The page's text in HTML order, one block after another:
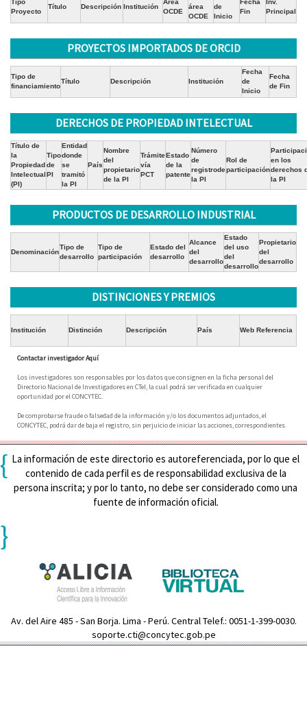
Tipo
Proyecto
Título Descripción Institución
Área
OCDE
área
OCDE
de
Inicio
Fecha
Fin
Inv.
Principal
PROYECTOS IMPORTADOS DE ORCID
Tipo de
financiamiento
Título Descripción Institución
Fecha
de
Inicio
Fecha
de Fin
DERECHOS DE PROPIEDAD INTELECTUAL
Título de
la
Propiedad
Intelectual
(PI)
Tipo
de
PI
Entidad
donde
se
tramitó
la PI
País
Nombre
del
propietario
de la PI
Trámite
vía
PCT
Estado
de la
patente
Número
de
registrode
la PI
Rol de
participación
en los
derechos
la PI
PRODUCTOS DE DESARROLLO INDUSTRIAL
Denominación
Tipo de
desarrollo
Tipo de
participación
Estado del
desarrollo
Alcance
del
desarrollo
Estado
del uso
del
desarrollo
Propietario
del
desarrollo
DISTINCIONES Y PREMIOS
Institución Distinción Descripción País Web Referencia
Contactar investigador Aquí
Los investigadores son responsables por los datos que consignen en la ficha personal del
Directorio Nacional de Investigadores en CTeI, la cual podrá ser verificada en cualquier
oportunidad por el CONCYTEC.
De comprobarse fraude o falsedad de la información y/o los documentos adjuntados, el
CONCYTEC, podrá dar de baja el registro, sin perjuicio de iniciar las acciones, correspondientes.
{ La información de este directorio es autoreferenciada, por lo que el
contenido de cada perfil es de responsabilidad exclusiva de la
persona inscrita; y por lo tanto, no debe ser considerado como una
fuente de información oficial.
}
Av. del Aire 485 - San Borja. Lima - Perú. Central Telef.: 0051-1-399-0030.
soporte.cti@concytec.gob.pe